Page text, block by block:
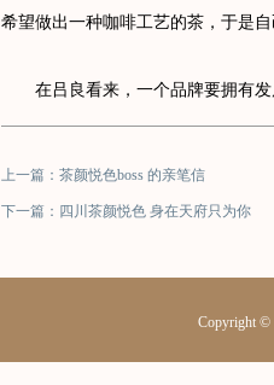
希望做出一种咖啡工艺的茶，于是
在吕良看来，一个品牌要拥有发
上一篇：茶颜悦色boss 的亲笔信
下一篇：四川茶颜悦色 身在天府只为你
Copyright